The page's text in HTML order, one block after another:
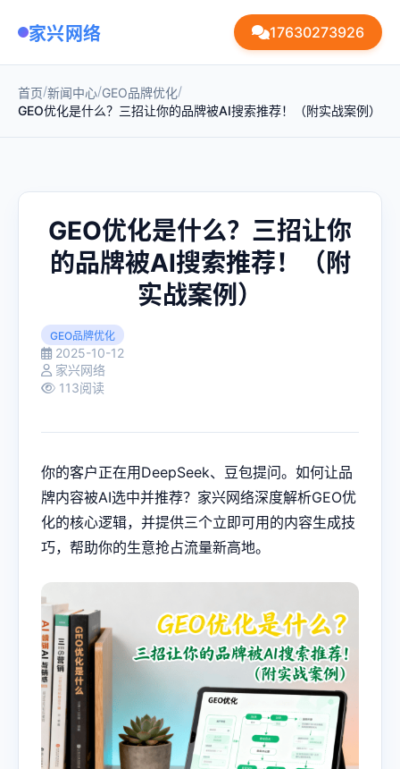
家兴网络 17630273926
首页/新闻中心/GEO品牌优化/
GEO优化是什么？三招让你的品牌被AI搜索推荐！（附实战案例）
GEO优化是什么？三招让你
的品牌被AI搜索推荐！（附
实战案例）
GEO品牌优化
2025-10-12
家兴网络
113阅读
你的客户正在用DeepSeek、豆包提问。如何让品
牌内容被AI选中并推荐？家兴网络深度解析GEO优
化的核心逻辑，并提供三个立即可用的内容生成技
巧，帮助你的生意抢占流量新高地。